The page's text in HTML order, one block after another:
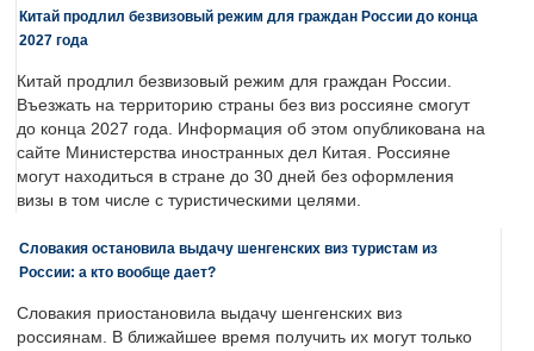
Китай продлил безвизовый режим для граждан России до конца
2027 года
Китай продлил безвизовый режим для граждан России.
Въезжать на территорию страны без виз россияне смогут
до конца 2027 года. Информация об этом опубликована на
сайте Министерства иностранных дел Китая. Россияне
могут находиться в стране до 30 дней без оформления
визы в том числе с туристическими целями.
Словакия остановила выдачу шенгенских виз туристам из
России: а кто вообще дает?
Словакия приостановила выдачу шенгенских виз
россиянам. В ближайшее время получить их могут только